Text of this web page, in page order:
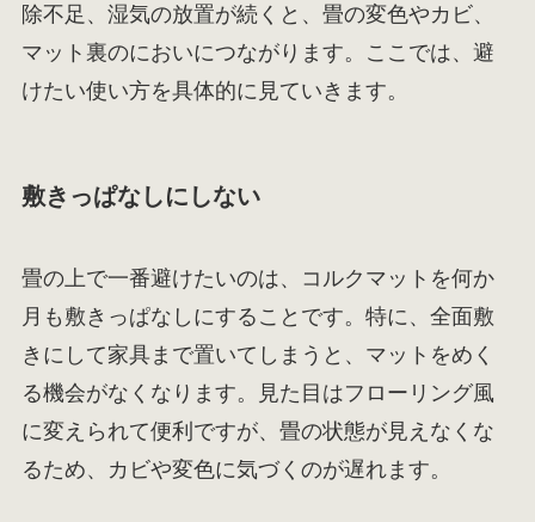
除不足、湿気の放置が続くと、畳の変色やカビ、
マット裏のにおいにつながります。ここでは、避
けたい使い方を具体的に見ていきます。
敷きっぱなしにしない
畳の上で一番避けたいのは、コルクマットを何か
月も敷きっぱなしにすることです。特に、全面敷
きにして家具まで置いてしまうと、マットをめく
る機会がなくなります。見た目はフローリング風
に変えられて便利ですが、畳の状態が見えなくな
るため、カビや変色に気づくのが遅れます。